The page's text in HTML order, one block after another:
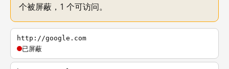
个被屏蔽，1 个可访问。
http://google.com
已屏蔽